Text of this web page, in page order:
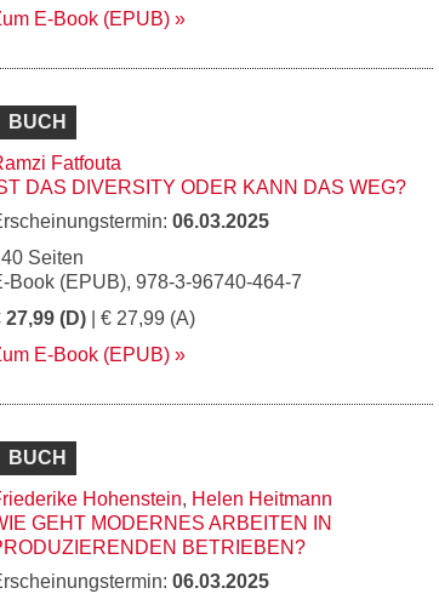
E-Book (EPUB)
BUCH
Fatfouta
DAS DIVERSITY ODER KANN DAS WEG?
06.03.2025
Seiten
Book (EPUB), 978-3-96740-464-7
27,99 (D) | € 27,99 (A)
E-Book (EPUB)
BUCH
Hohenstein, Helen Heitmann
GEHT MODERNES ARBEITEN IN
BETRIEBEN?
06.03.2025